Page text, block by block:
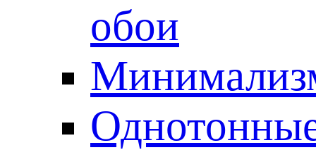
обои